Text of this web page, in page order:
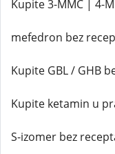
Kupite 3-MMC | 4-
mefedron bez
Kupite GBL / GHB
Kupite ketamin u
S-izomer bez